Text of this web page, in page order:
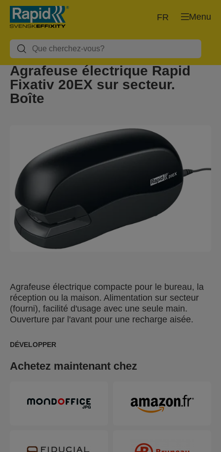
Menu
FR
Agrafeuse électrique Rapid
Fixativ 20EX sur secteur.
Boîte
Agrafeuse électrique compacte pour le bureau, la
réception ou la maison. Alimentation sur secteur
(fourni), facilité d'usage avec une seule main.
Ouverture par l'avant pour une recharge aisée.
DÉVELOPPER
Achetez maintenant chez